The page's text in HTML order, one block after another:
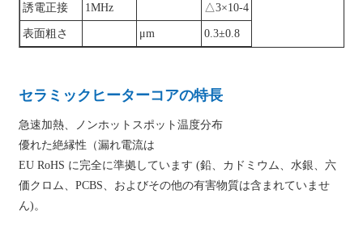
誘電正接 1MHz △3×10-4
表面粗さ μm 0.3±0.8
セラミックヒーターコアの特長
急速加熱、ノンホットスポット温度分布
優れた絶縁性（漏れ電流は
EU RoHS に完全に準拠しています (鉛、カドミウム、水銀、六
価クロム、PCBS、およびその他の有害物質は含まれていませ
ん)。